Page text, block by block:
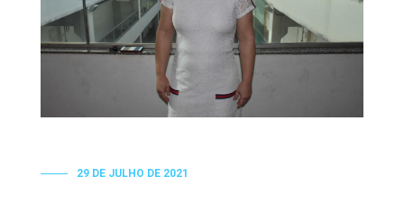
29 DE JULHO DE 2021